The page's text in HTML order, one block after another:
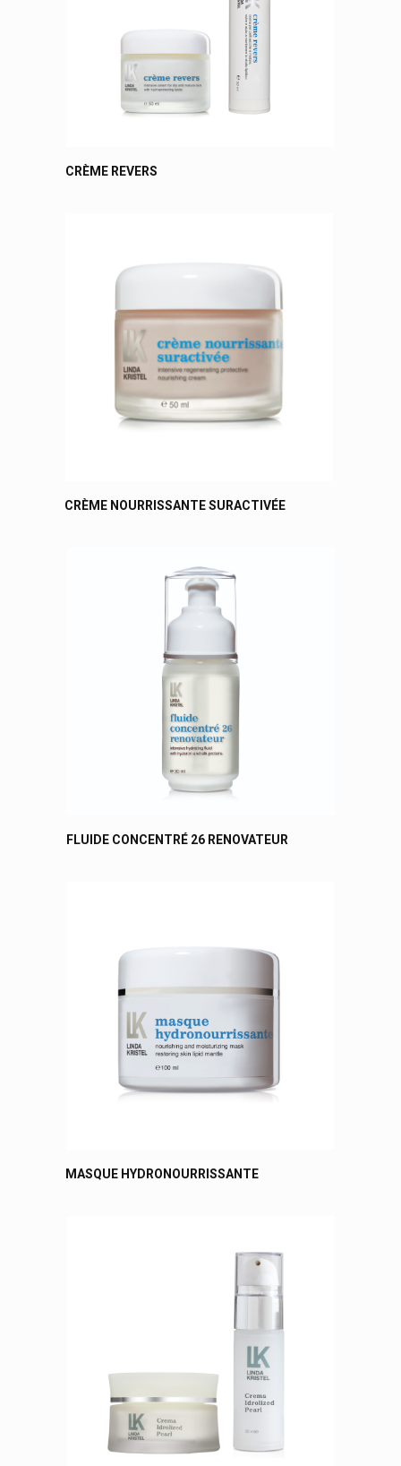
CRÈME NOURRISSANTE SURACTIVÉE
CRÈME REVERS
FLUIDE CONCENTRÉ 26 RENOVATEUR
MASQUE HYDRONOURRISSANTE